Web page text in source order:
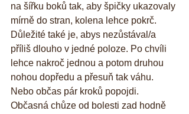
na šířku boků tak, aby špičky ukazovaly
mírně do stran, kolena lehce pokrč.
Důležité také je, abys nezůstával/a
příliš dlouho v jedné poloze. Po chvíli
lehce nakroč jednou a potom druhou
nohou dopředu a přesuň tak váhu.
Nebo občas pár kroků popojdi.
Občasná chůze od bolesti zad hodně